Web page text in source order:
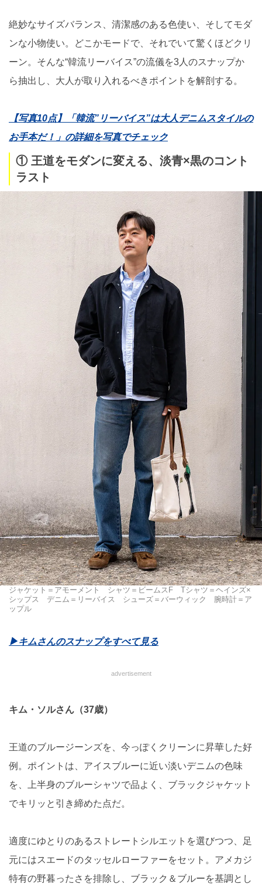
絶妙なサイズバランス、清潔感のある色使い、そしてモダ
ンな小物使い。どこかモードで、それでいて驚くほどクリ
ーン。そんな“韓流リーバイス”の流儀を3人のスナップか
ら抽出し、大人が取り入れるべきポイントを解剖する。
【写真10点】「韓流”リーバイス”は大人デニムスタイルの
お手本だ！」の詳細を写真でチェック
① 王道をモダンに変える、淡青×黒のコント
ラスト
ジャケット＝アモーメント シャツ＝ビームスF Tシャツ＝ヘインズ×
シップス デニム＝リーバイス シューズ＝バーウィック 腕時計＝ア
ップル
▶︎キムさんのスナップをすべて見る
advertisement
キム・ソルさん（37歳）
王道のブルージーンズを、今っぽくクリーンに昇華した好
例。ポイントは、アイスブルーに近い淡いデニムの色味
を、上半身のブルーシャツで品よく、ブラックジャケット
でキリッと引き締めた点だ。
適度にゆとりのあるストレートシルエットを選びつつ、足
元にはスエードのタッセルローファーをセット。アメカジ
特有の野暮ったさを排除し、ブラック＆ブルーを基調とし